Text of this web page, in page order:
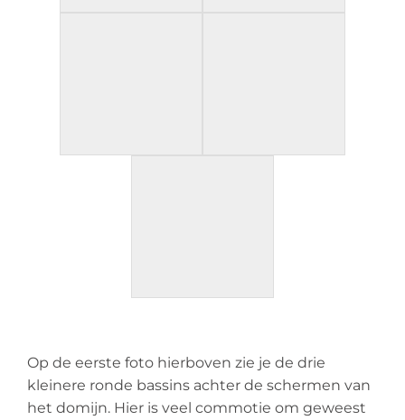
Op de eerste foto hierboven zie je de drie
kleinere ronde bassins achter de schermen van
het domijn. Hier is veel commotie om geweest